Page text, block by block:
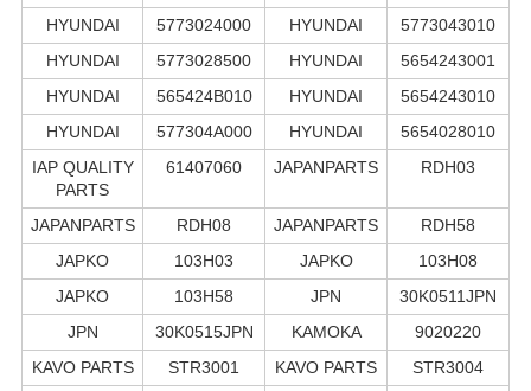
HYUNDAI
5773024000 HYUNDAI
5773043010
HYUNDAI
5773028500 HYUNDAI
5654243001
HYUNDAI
565424B010 HYUNDAI
5654243010
HYUNDAI
577304A000 HYUNDAI
5654028010
IAP QUALITY
PARTS
61407060 JAPANPARTS RDH03
JAPANPARTS RDH08 JAPANPARTS
RDH58
JAPKO
103H03 JAPKO
103H08
JAPKO
103H58 JPN
30K0511JPN
JPN
30K0515JPN KAMOKA
9020220
KAVO PARTS
STR3001 KAVO PARTS
STR3004